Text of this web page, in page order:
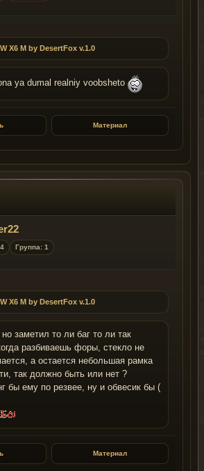
X6 M by DesertFox v.1.0
ya dumal realniy voobsheto
Материал
Группа: 1
X6 M by DesertFox v.1.0
заметил то ли баг то ли так
разбиваешь форы, стекло не
а остается небольшая рамка
так должно быть или нет ?
бы ему по резвее, ну и обвесик бы (
Материал